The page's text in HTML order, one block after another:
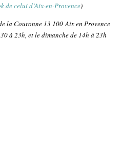
de celui d’Aix-en-Provence)
la Couronne 13 100 Aix en Provence
à 23h, et le dimanche de 14h à 23h